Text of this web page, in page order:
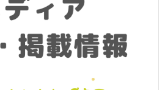
ドを忘れましたか？